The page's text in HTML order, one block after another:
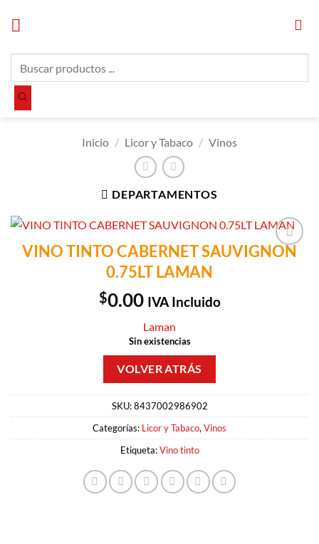
productos
Inicio / Licor y Tabaco / Vinos
DEPARTAMENTOS
Añadir a
VINO TINTO CABERNET SAUVIGNON
0.75LT LAMAN
$0.00 IVA Incluido
Laman
Sin existencias
SKU:8437002986902
Categorías: Licor y Tabaco, Vinos
Etiqueta:Vino tinto